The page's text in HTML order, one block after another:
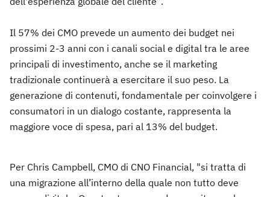
Il 57% dei CMO prevede un aumento dei budget nei
prossimi 2-3 anni con i canali social e digital tra le aree
principali di investimento, anche se il marketing
tradizionale continuerà a esercitare il suo peso. La
generazione di contenuti, fondamentale per coinvolgere i
consumatori in un dialogo costante, rappresenta la
maggiore voce di spesa, pari al 13% del budget.
Per Chris Campbell, CMO di CNO Financial, "si tratta di
una migrazione all’interno della quale non tutto deve